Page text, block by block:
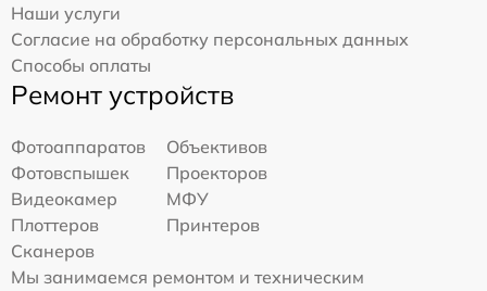
Наши услуги
Согласие на обработку персональных данных
Способы оплаты
Ремонт устройств
Фотоаппаратов
Объективов
Фотовспышек
Проекторов
Видеокамер
МФУ
Плоттеров
Принтеров
Сканеров
Мы занимаемся ремонтом и техническим